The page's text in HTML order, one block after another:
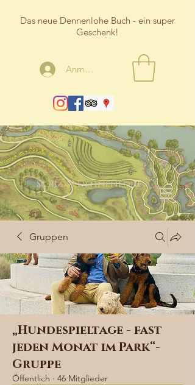
Das neue Dennenlohe Buch - ein super
Geschenk!
Anmelden
Schloss Dennenlohe
Gruppen
„Hundespieltage - fast
jeden Monat im Park“-
Gruppe
Öffentlich · 46 Mitglieder